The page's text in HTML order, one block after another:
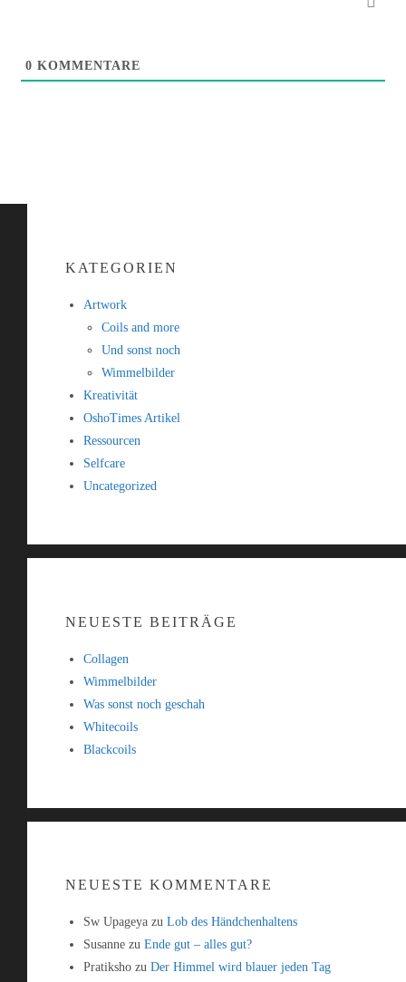
0 KOMMENTARE
KATEGORIEN
Artwork
Coils and more
Und sonst noch
Wimmelbilder
Kreativität
OshoTimes Artikel
Ressourcen
Selfcare
Uncategorized
NEUESTE BEITRÄGE
Collagen
Wimmelbilder
Was sonst noch geschah
Whitecoils
Blackcoils
NEUESTE KOMMENTARE
Sw Upageyazu Lob des Händchenhaltens
Susannezu Ende gut – alles gut?
Pratikshozu Der Himmel wird blauer jeden Tag